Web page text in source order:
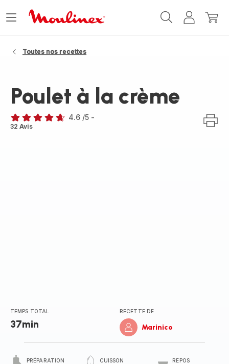
MonMon
Ouvrir
Toutes nos recettes
Poulet à la crème
ratings.4.6
4.6 /5 -
32 Avis
TEMPS TOTAL
37min
RECETTE DE
Marinico
PRÉPARATION CUISSON REPOS